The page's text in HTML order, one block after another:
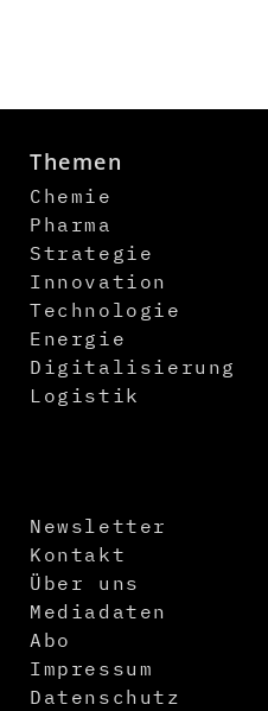
Themen
Chemie
Pharma
Strategie
Innovation
Technologie
Energie
Digitalisierung
Logistik
Newsletter
Kontakt
Über uns
Mediadaten
Abo
Impressum
Datenschutz